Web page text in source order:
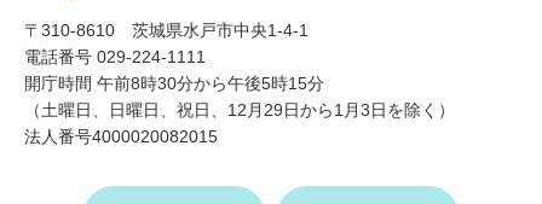
〒310-8610 茨城県水戸市中央1-4-1
電話番号 029-224-1111
開庁時間 午前8時30分から午後5時15分
（土曜日、日曜日、祝日、12月29日から1月3日を除く）
法人番号4000020082015